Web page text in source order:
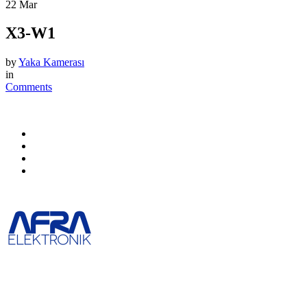
22 Mar
X3-W1
byYaka Kamerası
in
Comments